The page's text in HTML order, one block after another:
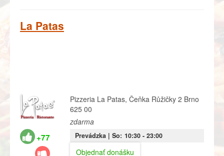
La Patas
+77
Pizzeria La Patas, Čeňka Růžičky 2 Brno
625 00
zdarma
Prevádzka | So: 10:30- 23:00
Objednať donášku